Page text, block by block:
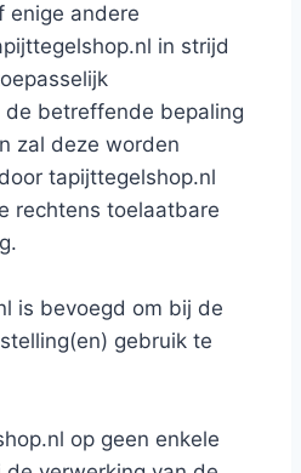
enige andere
in strijd
betreffende bepaling
zal deze worden
tapijttegelshop.nl
rechtens toelaatbare
is bevoegd om bij de
gebruik te
op geen enkele